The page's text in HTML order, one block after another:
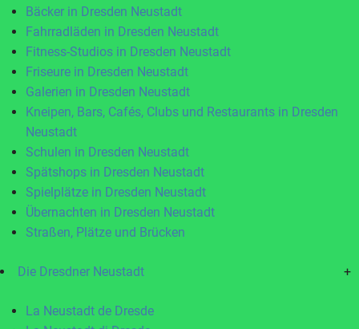
Bäcker in Dresden Neustadt
Fahrradläden in Dresden Neustadt
Fitness-Studios in Dresden Neustadt
Friseure in Dresden Neustadt
Galerien in Dresden Neustadt
Kneipen, Bars, Cafés, Clubs und Restaurants in Dresden
Neustadt
Schulen in Dresden Neustadt
Spätshops in Dresden Neustadt
Spielplätze in Dresden Neustadt
Übernachten in Dresden Neustadt
Straßen, Plätze und Brücken
Die Dresdner Neustadt +
La Neustadt de Dresde